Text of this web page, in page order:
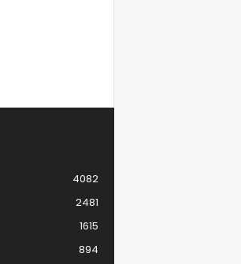
4082
2481
1615
894